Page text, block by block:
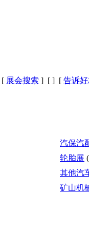
[ 展会搜索 ] [ ] [ 告诉
汽保汽
轮胎展
其他汽
矿山机